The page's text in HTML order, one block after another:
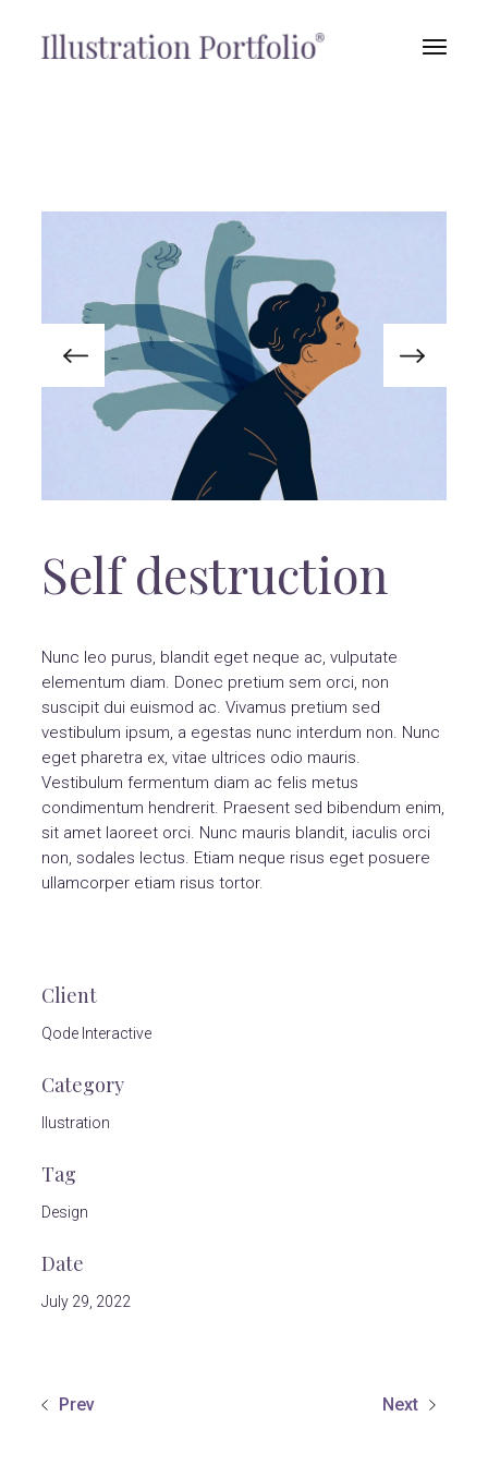
Self destruction
Nunc leo purus, blandit eget neque ac, vulputate
elementum diam. Donec pretium sem orci, non
suscipit dui euismod ac. Vivamus pretium sed
vestibulum ipsum, a egestas nunc interdum non. Nunc
eget pharetra ex, vitae ultrices odio mauris.
Vestibulum fermentum diam ac felis metus
condimentum hendrerit. Praesent sed bibendum enim,
sit amet laoreet orci. Nunc mauris blandit, iaculis orci
non, sodales lectus. Etiam neque risus eget posuere
ullamcorper etiam risus tortor.
Client
Qode Interactive
Category
Ilustration
Tag
Design
Date
July 29, 2022
Prev Next